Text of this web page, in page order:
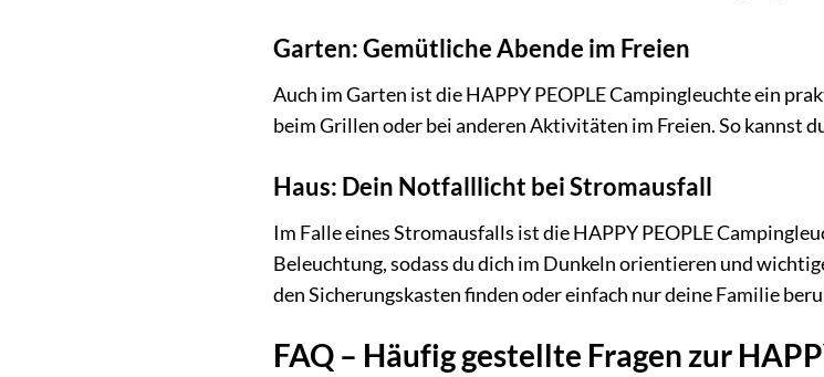
Garten: Gemütliche Abende im Freien
Auch im Garten ist die HAPPY PEOPLE Campingleuchte ein
beim Grillen oder bei anderen Aktivitäten im Freien. So kannst
Haus: Dein Notfalllicht bei Stromausfall
Im Falle eines Stromausfalls ist die HAPPY PEOPLE
Beleuchtung, sodass du dich im Dunkeln orientieren und
den Sicherungskasten finden oder einfach nur deine Familie
FAQ – Häufig gestellte Fragen zur